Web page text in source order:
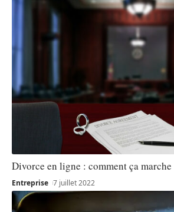
Divorce en ligne : comment ça marche
Entreprise 7 juillet 2022